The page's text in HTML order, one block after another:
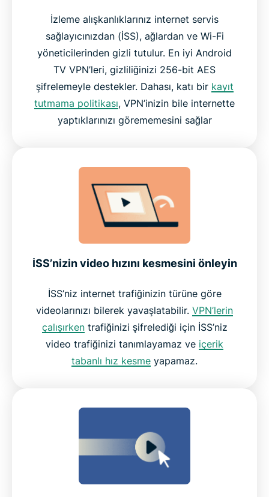
Sıkça sorulan sorular
Android TV’nizde ExpressVPN’i hemen risksiz
deneyin
İzleme alışkanlıklarınız internet servis
sağlayıcınızdan (İSS), ağlardan ve Wi-Fi
yöneticilerinden gizli tutulur. En iyi Android
TV VPN’leri, gizliliğinizi 256-bit AES
şifrelemeyle destekler. Dahası, katı bir kayıt
tutmama politikası, VPN’inizin bile internette
yaptıklarınızı görememesini sağlar
İSS’nizin video hızını kesmesini önleyin
İSS’niz internet trafiğinizin türüne göre
videolarınızı bilerek yavaşlatabilir. VPN’lerin
çalışırkentrafiğinizi şifrelediği için İSS’niz
video trafiğinizi tanımlayamaz ve içerik
tabanlı hız kesme yapamaz.